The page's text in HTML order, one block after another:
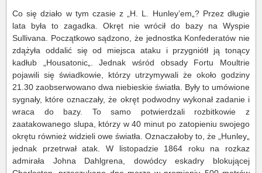
Co się działo w tym czasie z „H. L. Hunley’em„? Przez długie
lata była to zagadka. Okręt nie wrócił do bazy na Wyspie
Sullivana. Początkowo sądzono, że jednostka Konfederatów nie
zdążyła oddalić się od miejsca ataku i przygniótł ją tonący
kadłub „Housatonic„. Jednak wśród obsady Fortu Moultrie
pojawili się świadkowie, którzy utrzymywali że około godziny
21.30 zaobserwowano dwa niebieskie światła. Były to umówione
sygnały, które oznaczały, że okręt podwodny wykonał zadanie i
wraca do bazy. To samo potwierdzali rozbitkowie z
zaatakowanego slupa, którzy w 40 minut po zatopieniu swojego
okrętu również widzieli owe światła. Oznaczałoby to, że „Hunley„
jednak przetrwał atak. W listopadzie 1864 roku na rozkaz
admirała Johna Dahlgrena, dowódcy eskadry blokującej